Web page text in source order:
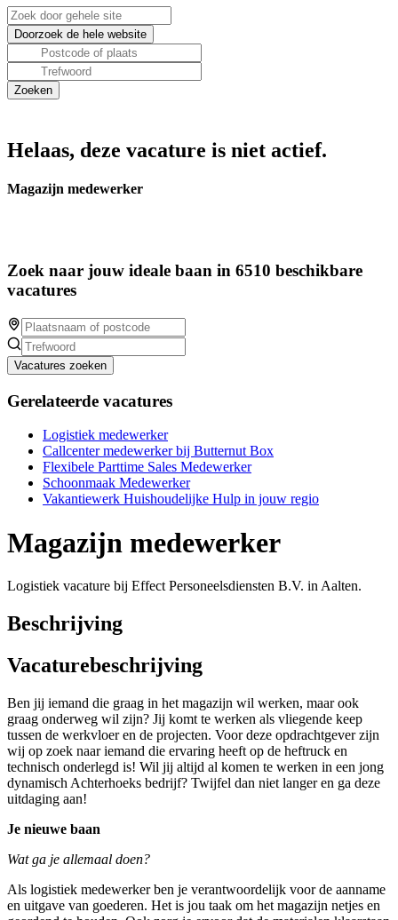
Helaas, deze vacature is niet actief.
Magazijn medewerker
Zoek naar jouw ideale baan in 6510 beschikbare
vacatures
Vacatures zoeken
Gerelateerde vacatures
Logistiek medewerker
Callcenter medewerker bij Butternut Box
Flexibele Parttime Sales Medewerker
Schoonmaak Medewerker
Vakantiewerk Huishoudelijke Hulp in jouw regio
Magazijn medewerker
Logistiek vacature bij Effect Personeelsdiensten B.V. in Aalten.
Beschrijving
Vacaturebeschrijving
Ben jij iemand die graag in het magazijn wil werken, maar ook
graag onderweg wil zijn? Jij komt te werken als vliegende keep
tussen de werkvloer en de projecten. Voor deze opdrachtgever zijn
wij op zoek naar iemand die ervaring heeft op de heftruck en
technisch onderlegd is! Wil jij altijd al komen te werken in een jong
dynamisch Achterhoeks bedrijf? Twijfel dan niet langer en ga deze
uitdaging aan!
Je nieuwe baan
Wat ga je allemaal doen?
Als logistiek medewerker ben je verantwoordelijk voor de aanname
en uitgave van goederen. Het is jou taak om het magazijn netjes en